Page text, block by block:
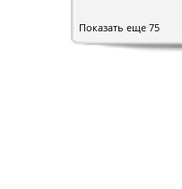
Показать еще 75